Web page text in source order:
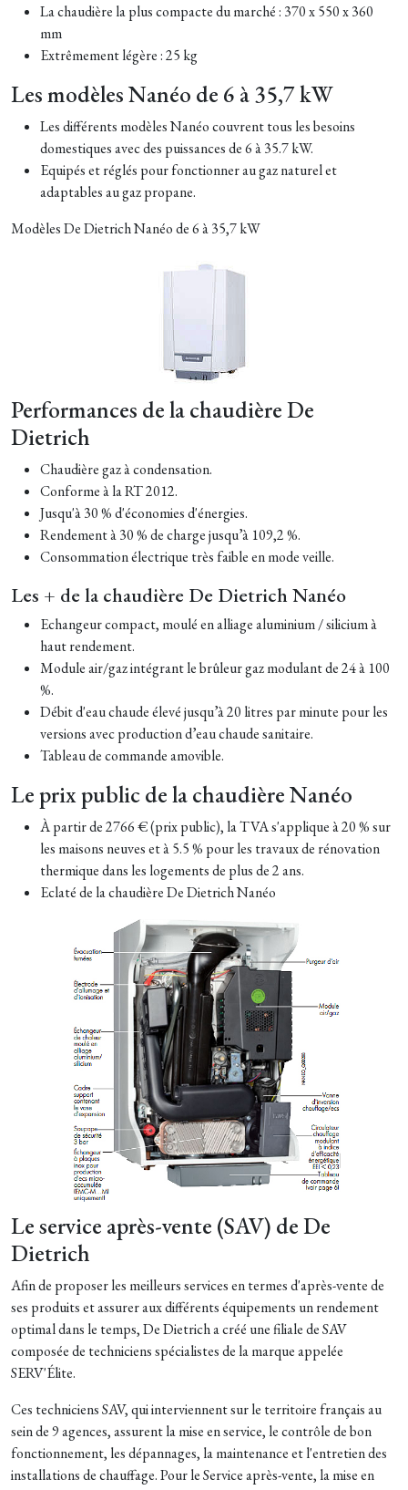
La chaudière la plus compacte du marché : 370 x 550 x 360
mm
Extrêmement légère : 25 kg
Les modèles Nanéo de 6 à 35,7 kW
Les différents modèles Nanéo couvrent tous les besoins
domestiques avec des puissances de 6 à 35.7 kW.
Equipés et réglés pour fonctionner au gaz naturel et
adaptables au gaz propane.
Modèles De Dietrich Nanéo de 6 à 35,7 kW
Performances de la chaudière De
Dietrich
Chaudière gaz à condensation.
Conforme à la RT 2012.
Jusqu'à 30 % d'économies d'énergies.
Rendement à 30 % de charge jusqu’à 109,2 %.
Consommation électrique très faible en mode veille.
Les + de la chaudière De Dietrich Nanéo
Echangeur compact, moulé en alliage aluminium / silicium à
haut rendement.
Module air/gaz intégrant le brûleur gaz modulant de 24 à 100
%.
Débit d'eau chaude élevé jusqu’à 20 litres par minute pour les
versions avec production d’eau chaude sanitaire.
Tableau de commande amovible.
Le prix public de la chaudière Nanéo
À partir de 2766 € (prix public), la TVA s'applique à 20 % sur
les maisons neuves et à 5.5 % pour les travaux de rénovation
thermique dans les logements de plus de 2 ans.
Eclaté de la chaudière De Dietrich Nanéo
Le service après-vente (SAV) de De
Dietrich
Afin de proposer les meilleurs services en termes d'après-vente de
ses produits et assurer aux différents équipements un rendement
optimal dans le temps, De Dietrich a créé une filiale de SAV
composée de techniciens spécialistes de la marque appelée
SERV'Élite.
Ces techniciens SAV, qui interviennent sur le territoire français au
sein de 9 agences, assurent la mise en service, le contrôle de bon
fonctionnement, les dépannages, la maintenance et l'entretien des
installations de chauffage. Pour le Service après-vente, la mise en